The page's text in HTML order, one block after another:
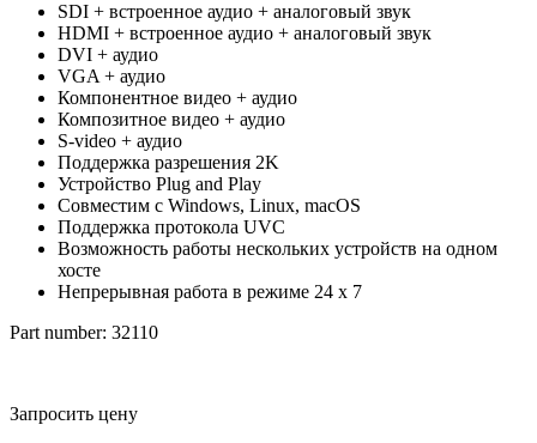
SDI + встроенное аудио + аналоговый звук
HDMI + встроенное аудио + аналоговый звук
DVI + аудио
VGA + аудио
Компонентное видео + аудио
Композитное видео + аудио
S-video + аудио
Поддержка разрешения 2K
Устройство Plug and Play
Совместим с Windows, Linux, macOS
Поддержка протокола UVC
Возможность работы нескольких устройств на одном
хосте
Непрерывная работа в режиме 24 x 7
Part number: 32110
Запросить цену